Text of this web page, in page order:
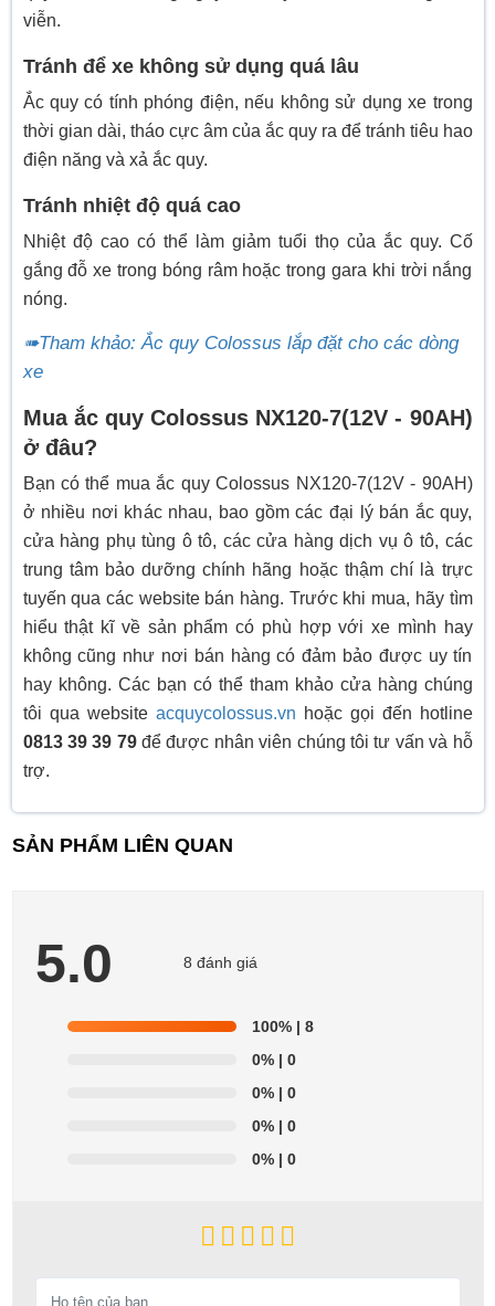
viễn.
Tránh để xe không sử dụng quá lâu
Ắc quy có tính phóng điện, nếu không sử dụng xe trong
thời gian dài, tháo cực âm của ắc quy ra để tránh tiêu hao
điện năng và xả ắc quy.
Tránh nhiệt độ quá cao
Nhiệt độ cao có thể làm giảm tuổi thọ của ắc quy. Cố
gắng đỗ xe trong bóng râm hoặc trong gara khi trời nắng
nóng.
➠Tham khảo: Ắc quy Colossus lắp đặt cho các dòng
xe
Mua ắc quy Colossus NX120-7(12V - 90AH)
ở đâu?
Bạn có thể mua ắc quy Colossus NX120-7(12V - 90AH)
ở nhiều nơi khác nhau, bao gồm các đại lý bán ắc quy,
cửa hàng phụ tùng ô tô, các cửa hàng dịch vụ ô tô, các
trung tâm bảo dưỡng chính hãng hoặc thậm chí là trực
tuyến qua các website bán hàng. Trước khi mua, hãy tìm
hiểu thật kĩ về sản phẩm có phù hợp với xe mình hay
không cũng như nơi bán hàng có đảm bảo được uy tín
hay không. Các bạn có thể tham khảo cửa hàng chúng
tôi qua website acquycolossus.vn hoặc gọi đến hotline
0813 39 39 79để được nhân viên chúng tôi tư vấn và hỗ
trợ.
SẢN PHẨM LIÊN QUAN
5.0 8 đánh giá
100% | 8
0% | 0
0% | 0
0% | 0
0% | 0